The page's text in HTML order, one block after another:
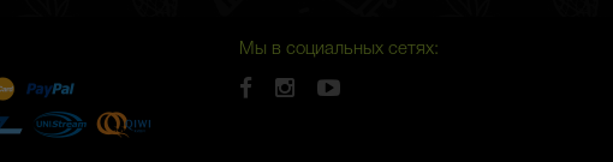
Мы в социальных сетях: